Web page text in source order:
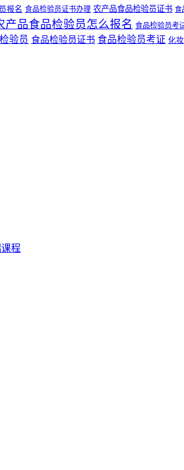
报名 食品检验员证书办理 农产品食品检验员证书 食
产品食品检验员怎么报名 食品检验员考
验员 食品检验员证书 食品检验员考证 化
程